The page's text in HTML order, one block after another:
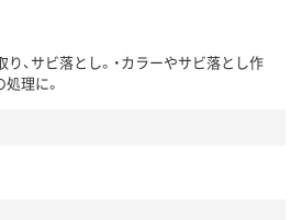
り、サビ落とし。・カラーやサビ落とし作
理に。